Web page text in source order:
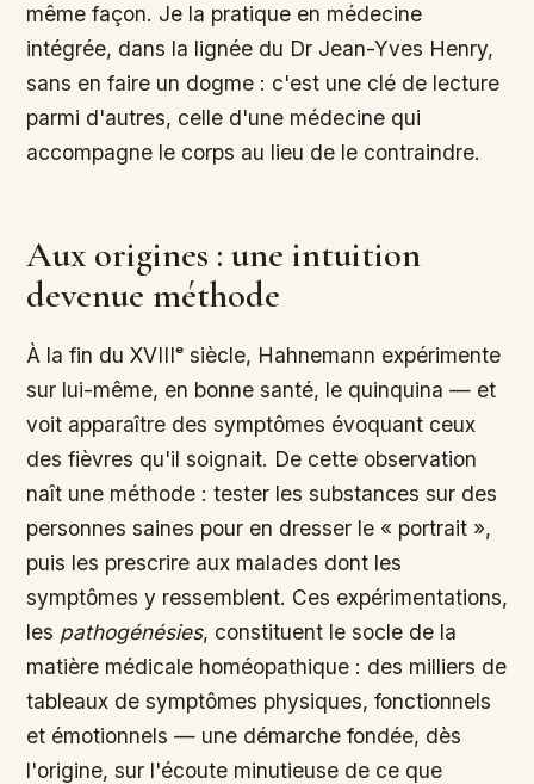
même façon. Je la pratique en médecine
intégrée, dans la lignée du Dr Jean-Yves Henry,
sans en faire un dogme : c'est une clé de lecture
parmi d'autres, celle d'une médecine qui
accompagne le corps au lieu de le contraindre.
Aux origines : une intuition
devenue méthode
À la fin du XVIIIᵉ siècle, Hahnemann expérimente
sur lui-même, en bonne santé, le quinquina — et
voit apparaître des symptômes évoquant ceux
des fièvres qu'il soignait. De cette observation
naît une méthode : tester les substances sur des
personnes saines pour en dresser le « portrait »,
puis les prescrire aux malades dont les
symptômes y ressemblent. Ces expérimentations,
les pathogénésies, constituent le socle de la
matière médicale homéopathique : des milliers de
tableaux de symptômes physiques, fonctionnels
et émotionnels — une démarche fondée, dès
l'origine, sur l'écoute minutieuse de ce que